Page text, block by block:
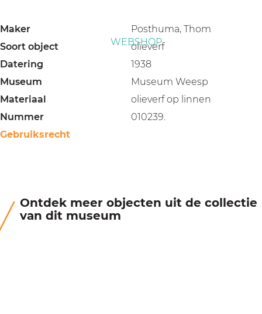
WEBSHOP
Maker
Posthuma, Thom
Soort object
olieverf
Datering
1938
Museum
Museum Weesp
Materiaal
olieverf op linnen
Nummer
010239.
Gebruiksrecht
Ontdek meer objecten uit de collectie
van dit museum